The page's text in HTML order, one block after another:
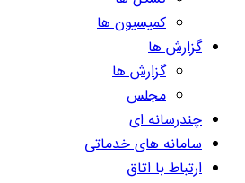
کمیسیون ها
گزارش ها
گزارش ها
مجلس
چندرسانه ای
سامانه های خدماتی
ارتباط با اتاق